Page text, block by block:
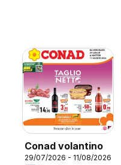
Conad volantino
29/07/2026 - 11/08/2026